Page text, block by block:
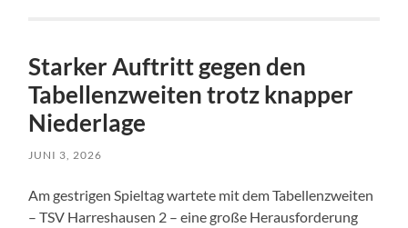
Starker Auftritt gegen den
Tabellenzweiten trotz knapper
Niederlage
JUNI 3, 2026
Am gestrigen Spieltag wartete mit dem Tabellenzweiten
– TSV Harreshausen 2 – eine große Herausforderung